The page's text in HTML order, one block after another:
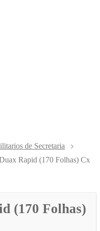
de Secretaria
Rapid (170 Folhas) Cx
(170 Folhas)